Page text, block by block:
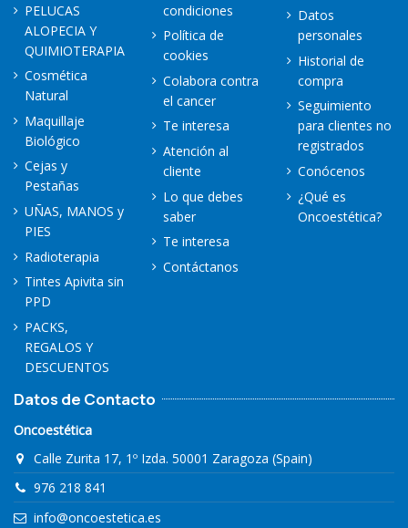
PELUCAS
ALOPECIA Y
QUIMIOTERAPIA
Cosmética
Natural
Maquillaje
Biológico
Cejas y
Pestañas
UÑAS, MANOS y
PIES
Radioterapia
Tintes Apivita sin
PPD
PACKS,
REGALOS Y
DESCUENTOS
condiciones
Política de
cookies
Colabora contra
el cancer
Te interesa
Atención al
cliente
Lo que debes
saber
Te interesa
Contáctanos
Datos
personales
Historial de
compra
Seguimiento
para clientes no
registrados
Conócenos
¿Qué es
Oncoestética?
Datos de Contacto
Oncoestética
Calle Zurita 17, 1º Izda. 50001 Zaragoza (Spain)
976 218 841
info@oncoestetica.es